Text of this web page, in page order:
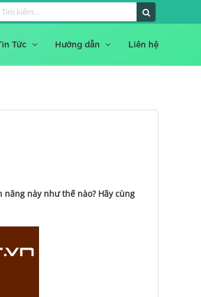
Tức Hướng dẫn Liên hệ
này như thế nào? Hãy cùng